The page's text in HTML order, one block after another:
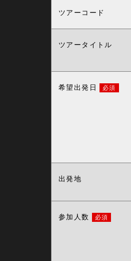
ツアーコード
ツアータイトル
希望出発日 必須
出発地
参加人数 必須